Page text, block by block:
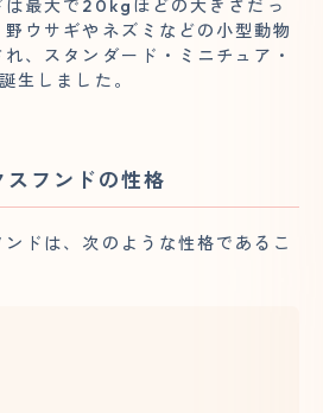
は最大で20kgほどの大きさだっ
ウサギやネズミなどの小型動物
、スタンダード・ミニチュア・
生しました。
スフンドの性格
ドは、次のような性格であるこ